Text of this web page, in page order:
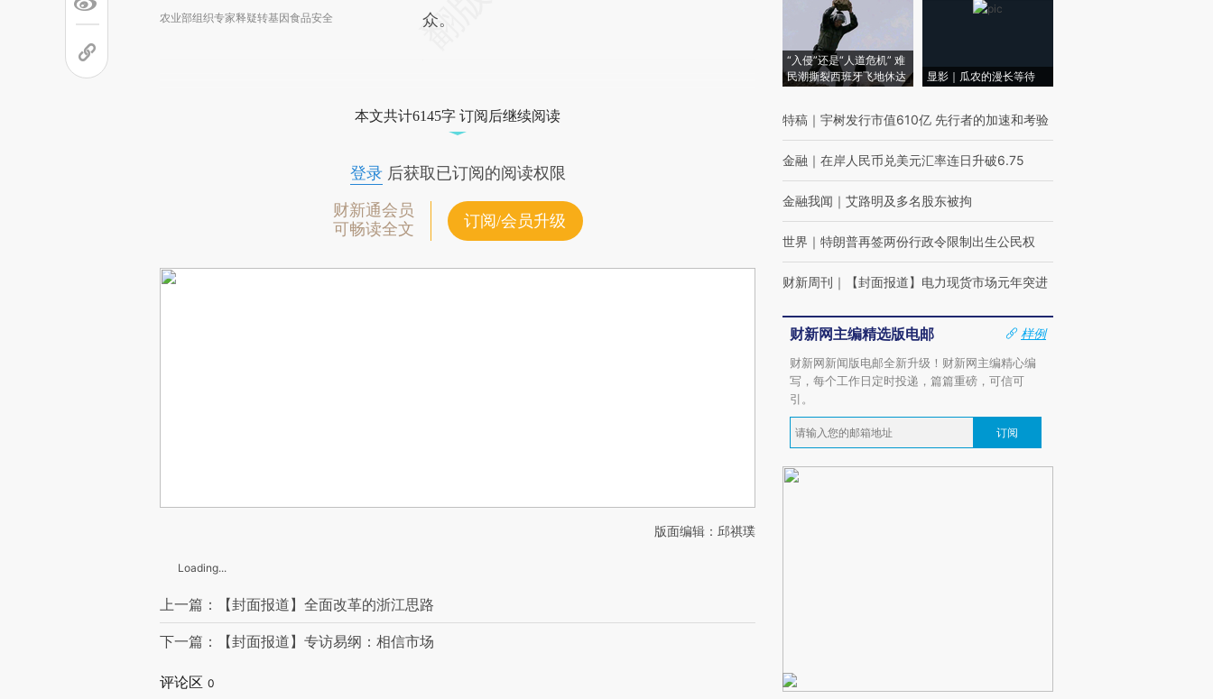
农业部组织专家释疑转基因食品安全
众。
本文共计6145字 订阅后继续阅读
登录后获取已订阅的阅读权限
财新通会员
可畅读全文
订阅/会员升级
版面编辑：邱祺璞
Loading...
上一篇：【封面报道】全面改革的浙江思路
下一篇：【封面报道】专访易纲：相信市场
评论区 0
“入侵”还是“人道危机” 难
民潮撕裂西班牙飞地休达
显影｜瓜农的漫长等待
特稿 ｜ 宇树发行市值610亿 先行者的加速和考验
金融 ｜ 在岸人民币兑美元汇率连日升破6.75
金融我闻 ｜ 艾路明及多名股东被拘
世界 ｜ 特朗普再签两份行政令限制出生公民权
财新周刊 ｜ 【封面报道】电力现货市场元年突进
财新网主编精选版电邮
样例
财新网新闻版电邮全新升级！财新网主编精心编
写，每个工作日定时投递，篇篇重磅，可信可
引。
订阅